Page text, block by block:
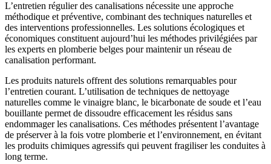
L’entretien régulier des canalisations nécessite une approche
méthodique et préventive, combinant des techniques naturelles et
des interventions professionnelles. Les solutions écologiques et
économiques constituent aujourd’hui les méthodes privilégiées par
les experts en plomberie belges pour maintenir un réseau de
canalisation performant.
Les produits naturels offrent des solutions remarquables pour
l’entretien courant. L’utilisation de techniques de nettoyage
naturelles comme le vinaigre blanc, le bicarbonate de soude et l’eau
bouillante permet de dissoudre efficacement les résidus sans
endommager les canalisations. Ces méthodes présentent l’avantage
de préserver à la fois votre plomberie et l’environnement, en évitant
les produits chimiques agressifs qui peuvent fragiliser les conduites à
long terme.